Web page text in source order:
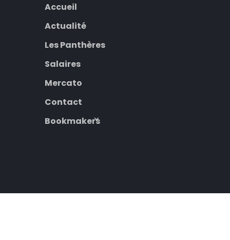
Accueil
Actualité
Les Panthères
Salaires
Mercato
Contact
Bookmakers